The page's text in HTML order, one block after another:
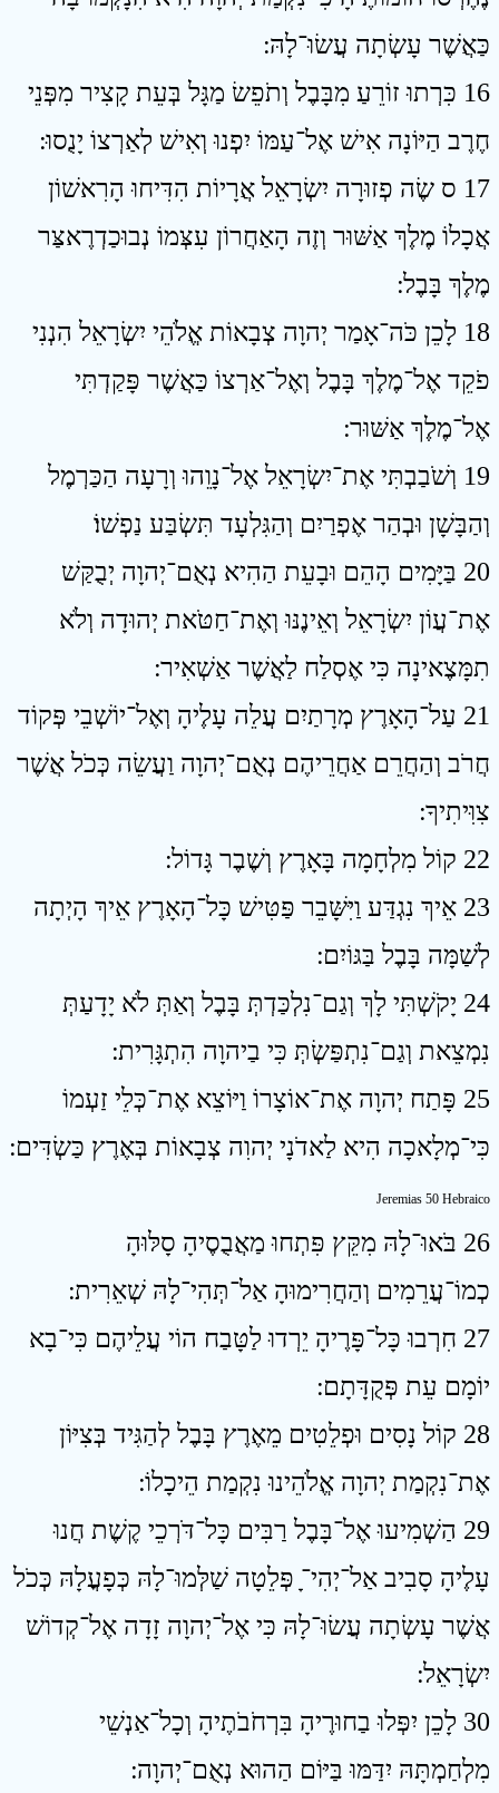
כַּאֲשֶׁר עָשְׂתָה עֲשׂוּ־לָהּ ׃
16 כִּרְתוּ זוֹרֵעַ מִבָּבֶל וְתֹפֵשׂ מַגָּל בְּעֵת קָצִיר מִפְּנֵי
חֶרֶב הַיּוֹנָה אִישׁ אֶל־עַמּוֹ יִפְנוּ וְאִישׁ לְאַרְצוֹ יָנֻסוּ ׃
17 ס שֶׂה פְזוּרָה יִשְׂרָאֵל אֲרָיוֹת הִדִּיחוּ הָרִאשׁוֹן
אֲכָלוֹ מֶלֶךְ אַשּׁוּר וְזֶה הָאַחֲרוֹן עִצְּמוֹ נְבוּכַדְרֶאצַּר
מֶלֶךְ בָּבֶל ׃
18 לָכֵן כֹּה־אָמַר יְהוָה צְבָאוֹת אֱלֹהֵי יִשְׂרָאֵל הִנְנִי
פֹקֵד אֶל־מֶלֶךְ בָּבֶל וְאֶל־אַרְצוֹ כַּאֲשֶׁר פָּקַדְתִּי
אֶל־מֶלֶךְ אַשּׁוּר ׃
19 וְשֹׁבַבְתִּי אֶת־יִשְׂרָאֵל אֶל־נָוֵהוּ וְרָעָה הַכַּרְמֶל
וְהַבָּשָׁן וּבְהַר אֶפְרַיִם וְהַגִּלְעָד תִּשְׂבַּע נַפְשׁוֹ׃
20 בַּיָּמִים הָהֵם וּבָעֵת הַהִיא נְאֻם־יְהוָה יְבֻקַּשׁ
אֶת־עֲוֹן יִשְׂרָאֵל וְאֵינֶנּוּ וְאֶת־חַטֹּאת יְהוּדָה וְלֹא
תִמָּצֶאינָה כִּי אֶסְלַח לַאֲשֶׁר אַשְׁאִיר ׃
21 עַל־הָאָרֶץ מְרָתַיִם עֲלֵה עָלֶיהָ וְאֶל־יוֹשְׁבֵי פְּקוֹד
חֲרֹב וְהַחֲרֵם אַחֲרֵיהֶם נְאֻם־יְהוָה וַעֲשֵׂה כְּכֹל אֲשֶׁר
צִוִּיתִיךָ ׃
22 קוֹל מִלְחָמָה בָּאָרֶץ וְשֶׁבֶר גָּדוֹל ׃
23 אֵיךְ נִגְדַּע וַיִּשָּׁבֵר פַּטִּישׁ כָּל־הָאָרֶץ אֵיךְ הָיְתָה
לְשַׁמָּה בָּבֶל בַּגּוֹיִם ׃
24 יָקֹשְׁתִּי לָךְ וְגַם־נִלְכַּדְתְּ בָּבֶל וְאַתְּ לֹא יָדָעַתְּ
נִמְצֵאת וְגַם־נִתְפַּשְׂתְּ כִּי בַיהוָה הִתְגָּרִית ׃
25 פָּתַח יְהוָה אֶת־אוֹצָרוֹ וַיּוֹצֵא אֶת־כְּלֵי זַעְמוֹ
כִּי־מְלָאכָה הִיא לַאדֹנָי יְהוִה צְבָאוֹת בְּאֶרֶץ כַּשְׂדִּים ׃
Jeremias 50 Hebraico
26 בֹּאוּ־לָהּ מִקֵּץ פִּתְחוּ מַאֲבֻסֶיהָ סָלּוּהָ
כְמוֹ־עֲרֵמִים וְהַחֲרִימוּהָ אַל־תְּהִי־לָהּ שְׁאֵרִית ׃
27 חִרְבוּ כָּל־פָּרֶיהָ יֵרְדוּ לַטָּבַח הוֹי עֲלֵיהֶם כִּי־בָא
יוֹמָם עֵת פְּקֻדָּתָם ׃
28 קוֹל נָסִים וּפְלֵטִים מֵאֶרֶץ בָּבֶל לְהַגִּיד בְּצִיּוֹן
אֶת־נִקְמַת יְהוָה אֱלֹהֵינוּ נִקְמַת הֵיכָלוֹ ׃
29 הַשְׁמִיעוּ אֶל־בָּבֶל רַבִּים כָּל־דֹּרְכֵי קֶשֶׁת חֲנוּ
עָלֶיהָ סָבִיב אַל־יְהִי־ָ פְּלֵטָה שַׁלְּמוּ־לָהּ כְּפָעֳלָהּ כְּכֹל
אֲשֶׁר עָשְׂתָה עֲשׂוּ־לָהּ כִּי אֶל־יְהוָה זָדָה אֶל־קְדוֹשׁ
יִשְׂרָאֵל ׃
30 לָכֵן יִפְּלוּ בַחוּרֶיהָ בִּרְחֹבֹתֶיהָ וְכָל־אַנְשֵׁי
מִלְחַמְתָּהּ יִדַּמּוּ בַּיּוֹם הַהוּא נְאֻם־יְהוָה ׃